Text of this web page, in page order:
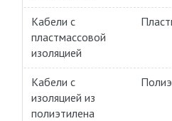
Кабели с
пластмассовой
изоляцией
Кабели с
изоляцией из
полиэтилена